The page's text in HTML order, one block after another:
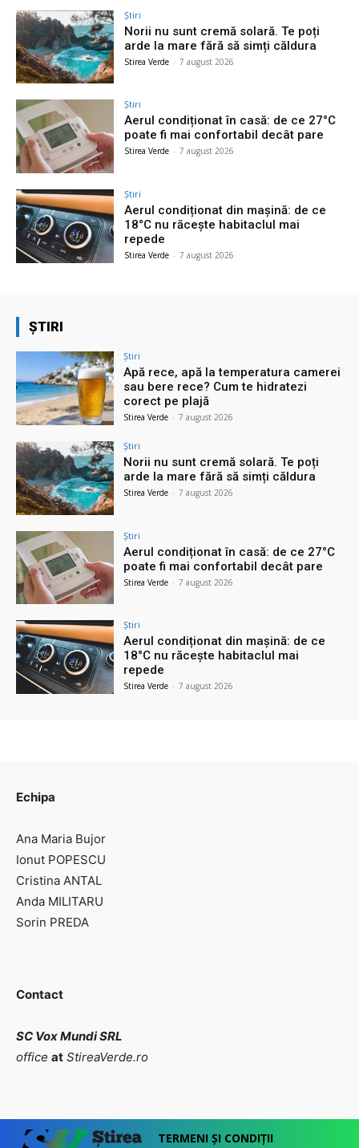
Știri
Norii nu sunt cremă solară. Te poți
arde la mare fără să simți căldura
Stirea Verde - 7 august 2026
Știri
Aerul condiționat în casă: de ce 27°C
poate fi mai confortabil decât pare
Stirea Verde - 7 august 2026
Știri
Aerul condiționat din mașină: de ce
18°C nu răcește habitaclul mai
repede
Stirea Verde - 7 august 2026
ȘTIRI
Știri
Apă rece, apă la temperatura camerei
sau bere rece? Cum te hidratezi
corect pe plajă
Stirea Verde - 7 august 2026
Știri
Norii nu sunt cremă solară. Te poți
arde la mare fără să simți căldura
Stirea Verde - 7 august 2026
Știri
Aerul condiționat în casă: de ce 27°C
poate fi mai confortabil decât pare
Stirea Verde - 7 august 2026
Știri
Aerul condiționat din mașină: de ce
18°C nu răcește habitaclul mai
repede
Stirea Verde - 7 august 2026
Echipa
Ana Maria Bujor
Ionut POPESCU
Cristina ANTAL
Anda MILITARU
Sorin PREDA
Contact
SC Vox Mundi SRL
office at StireaVerde.ro
TERMENI ȘI CONDIȚII